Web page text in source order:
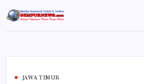
to
content
Gempur
News
Jelajah
Dunia
JAWA TIMUR